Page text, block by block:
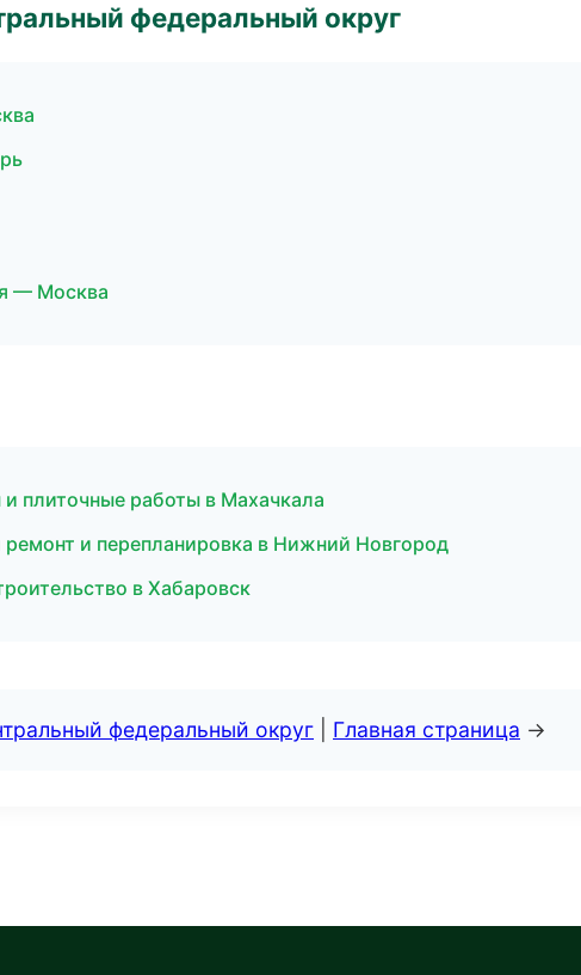
федеральный округ
— Москва
плиточные работы в Махачкала
и перепланировка в Нижний Новгород
в Хабаровск
федеральный округ Главная страница →